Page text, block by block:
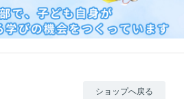
ショップへ戻る